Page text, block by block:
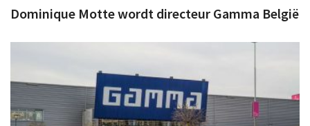
Dominique Motte wordt directeur Gamma België